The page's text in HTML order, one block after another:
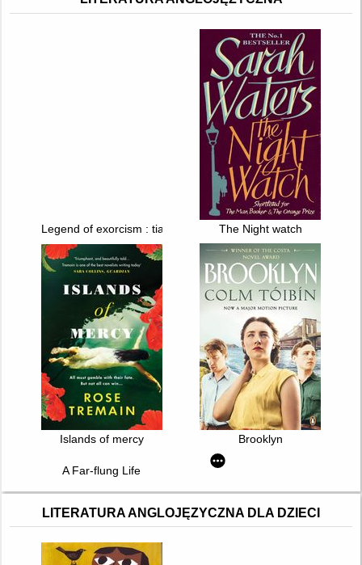
Legend of exorcism : tianbao fuyao lu. T. 1The Night watch
Islands of mercy Brooklyn
A Far-flung Life
LITERATURA ANGLOJĘZYCZNA DLA DZIECI